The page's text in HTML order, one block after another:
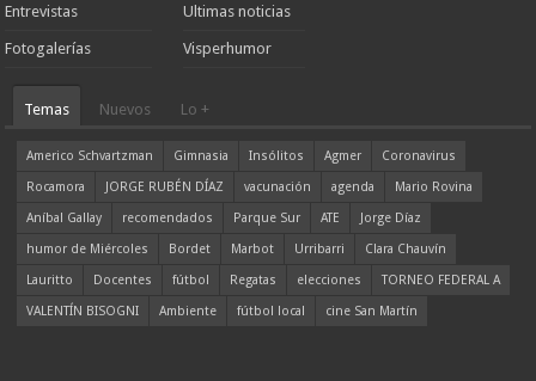
Entrevistas
Fotogalerías
Ultimas noticias
Visperhumor
Temas Nuevos Lo +
Americo Schvartzman Gimnasia Insólitos Agmer
Coronavirus
Rocamora
JORGE RUBÉN DÍAZ vacunación agenda
Mario Rovina
Aníbal Gallay
recomendados Parque Sur ATE
Jorge Díaz
humor de Miércoles
Bordet Marbot Urribarri
Clara Chauvín
Lauritto
Docentes fútbol Regatas elecciones
TORNEO FEDERAL A
VALENTÍN BISOGNI
Ambiente fútbol local cine San Martín